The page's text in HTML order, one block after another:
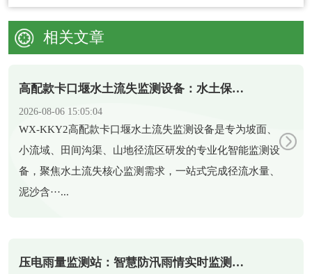
相关文章
高配款卡口堰水土流失监测设备：水土保持智能化监测新装备
2026-08-06 15:05:04
​WX-KKY2高配款卡口堰水土流失监测设备是专为坡面、
小流域、田间沟渠、山地径流区研发的专业化智能监测设
备，聚焦水土流失核心监测需求，一站式完成径流水量、
泥沙含···...
压电雨量监测站：智慧防汛雨情实时监测智能设备